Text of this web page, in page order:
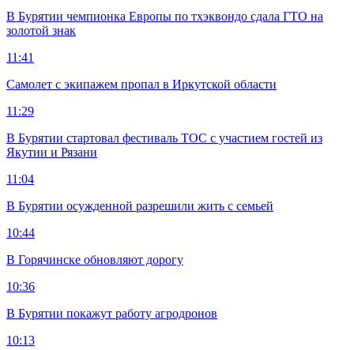
В Бурятии чемпионка Европы по тхэквондо сдала ГТО на
золотой знак
11:41
Самолет с экипажем пропал в Иркутской области
11:29
В Бурятии стартовал фестиваль ТОС с участием гостей из
Якутии и Рязани
11:04
В Бурятии осужденной разрешили жить с семьей
10:44
В Горячинске обновляют дорогу
10:36
В Бурятии покажут работу агродронов
10:13